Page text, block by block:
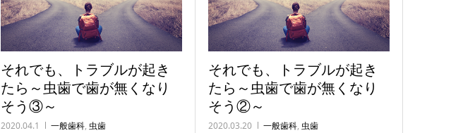
それでも、トラブルが起き
たら～虫歯で歯が無くなり
そう③～
2020.04.1 一般歯科, 虫歯
それでも、トラブルが起き
たら～虫歯で歯が無くなり
そう②～
2020.03.20 一般歯科, 虫歯